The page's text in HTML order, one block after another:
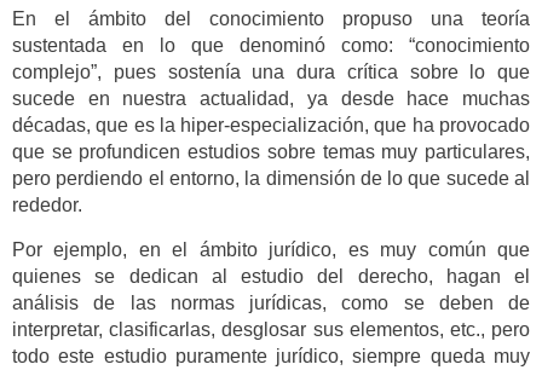
En el ámbito del conocimiento propuso una teoría
sustentada en lo que denominó como: “conocimiento
complejo”, pues sostenía una dura crítica sobre lo que
sucede en nuestra actualidad, ya desde hace muchas
décadas, que es la hiper-especialización, que ha provocado
que se profundicen estudios sobre temas muy particulares,
pero perdiendo el entorno, la dimensión de lo que sucede al
rededor.
Por ejemplo, en el ámbito jurídico, es muy común que
quienes se dedican al estudio del derecho, hagan el
análisis de las normas jurídicas, como se deben de
interpretar, clasificarlas, desglosar sus elementos, etc., pero
todo este estudio puramente jurídico, siempre queda muy